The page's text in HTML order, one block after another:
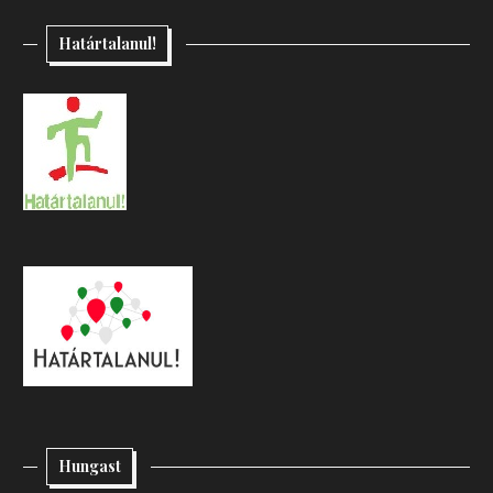
Határtalanul!
Hungast